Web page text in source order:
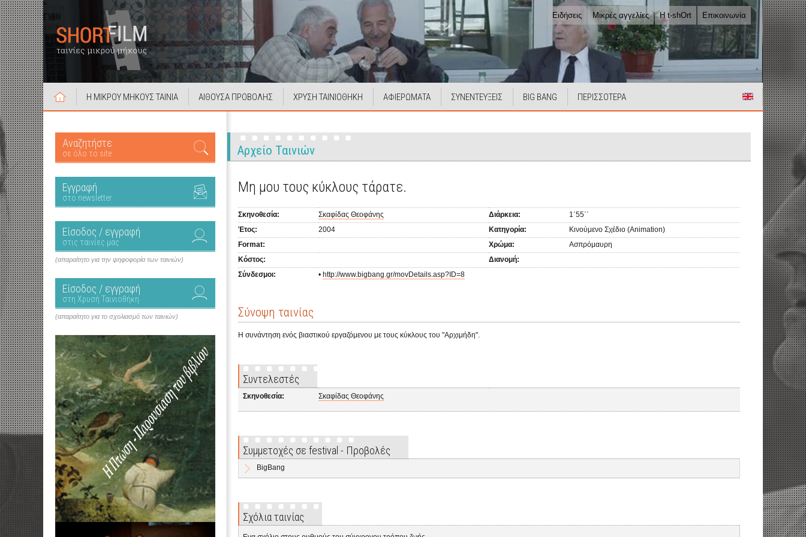
Ειδήσεις Μικρές αγγελίες Η t-shOrt Επικοινωνία
Η ΜΙΚΡΟΥ ΜΗΚΟΥΣ ΤΑΙΝΙΑ ΑΙΘΟΥΣΑ ΠΡΟΒΟΛΗΣ ΧΡΥΣΗ ΤΑΙΝΙΟΘΗΚΗ ΑΦΙΕΡΩΜΑΤΑ ΣΥΝΕΝΤΕΥΞΕΙΣ BIG BANG ΠΕΡΙΣΣΟΤΕΡΑ
Αναζητήστε
σε όλο το site
Εγγραφή
στο newsletter
Είσοδος / εγγραφή
στις ταινίες μας
(απαραίτητο για την ψηφοφορία των ταινιών)
Είσοδος / εγγραφή
στη Χρυσή Ταινιοθήκη
(απαραίτητο για το σχολιασμό των ταινιών)
Αρχείο Ταινιών
Μη μου τους κύκλους τάρατε.
Σκηνοθεσία: Σκαφίδας Θεοφάνης Διάρκεια:
1΄55΄΄
Έτος:
2004 Κατηγορία:
Κινούμενο Σχέδιο (Animation)
Format:
Χρώμα:
Ασπρόμαυρη
Κόστος:
Διανομή:
Σύνδεσμοι:
• http://www.bigbang.gr/movDetails.asp?ID=8
Σύνοψη ταινίας
Η συνάντηση ενός βιαστικού εργαζόμενου με τους κύκλους του "Αρχιμήδη".
Συντελεστές
Σκηνοθεσία: Σκαφίδας Θεοφάνης
Συμμετοχές σε festival - Προβολές
BigBang
Σχόλια ταινίας